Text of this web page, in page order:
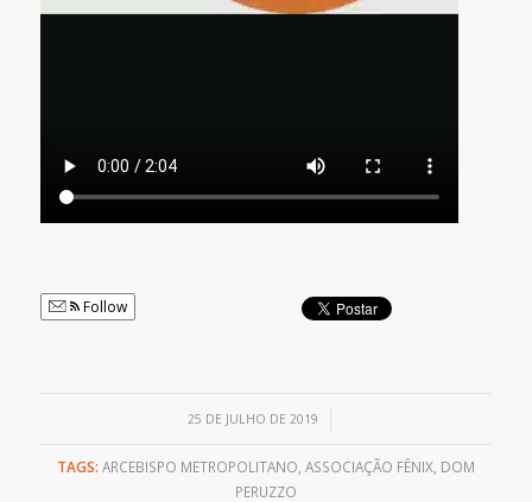
Follow
25 DE JULHO DE 2019
/
TAGS: ARCEBISPO METROPOLITANO ASSOCIAÇÃO FÊNIX, DOM
PERUZZO